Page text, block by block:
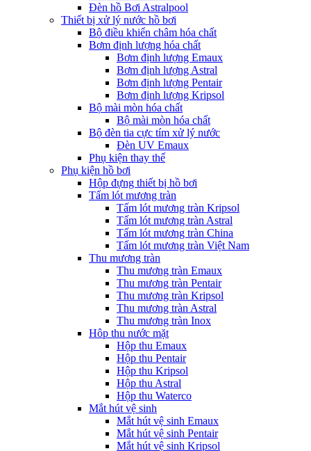
Đèn hồ Bơi Astralpool
Thiết bị xử lý nước hồ bơi
Bộ điều khiển châm hóa chất
Bơm định lượng hóa chất
Bơm định lượng Emaux
Bơm định lượng Astral
Bơm định lượng Pentair
Bơm định lượng Kripsol
Bộ mài mòn hóa chất
Bộ mài mòn hóa chất
Bộ đèn tia cực tím xử lý nước
Đèn UV Emaux
Phụ kiện thay thế
Phụ kiện hồ bơi
Hộp đựng thiết bị hồ bơi
Tấm lót mương tràn
Tấm lót mương tràn Kripsol
Tấm lót mương tràn Astral
Tấm lót mương tràn China
Tấm lót mương tràn Việt Nam
Thu mương tràn
Thu mương tràn Emaux
Thu mương tràn Pentair
Thu mương tràn Kripsol
Thu mương tràn Astral
Thu mương tràn Inox
Hôp thu nước mặt
Hộp thu Emaux
Hộp thu Pentair
Hộp thu Kripsol
Hộp thu Astral
Hộp thu Waterco
Mắt hút vệ sinh
Mắt hút vệ sinh Emaux
Mắt hút vệ sinh Pentair
Mắt hút vệ sinh Kripsol